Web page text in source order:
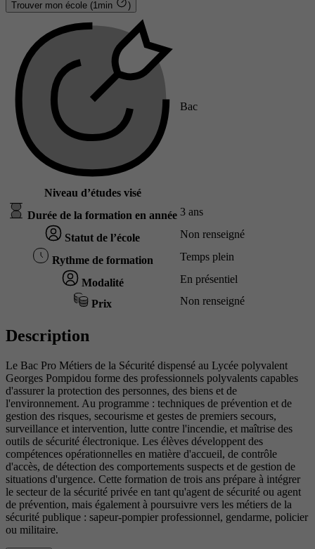
Trouver mon école (1min )
Niveau d’études visé
Bac
Durée de la formation en année 3 ans
Statut de l’école Non renseigné
Rythme de formation Temps plein
Modalité En présentiel
Prix Non renseigné
Description
Le Bac Pro Métiers de la Sécurité dispensé au Lycée polyvalent
Georges Pompidou forme des professionnels polyvalents capables
d'assurer la protection des personnes, des biens et de
l'environnement. Au programme : techniques de prévention et de
gestion des risques, secourisme et gestes de premiers secours,
surveillance et intervention, lutte contre l'incendie, et maîtrise des
outils de sécurité électronique. Les élèves développent des
compétences opérationnelles en matière d'accueil, de contrôle
d'accès, de détection des comportements suspects et de gestion de
situations d'urgence. Cette formation de trois ans prépare à intégrer
le secteur de la sécurité privée en tant qu'agent de sécurité ou agent
de prévention, mais également à poursuivre vers les métiers de la
sécurité publique : sapeur-pompier professionnel, gendarme, policier
ou militaire.